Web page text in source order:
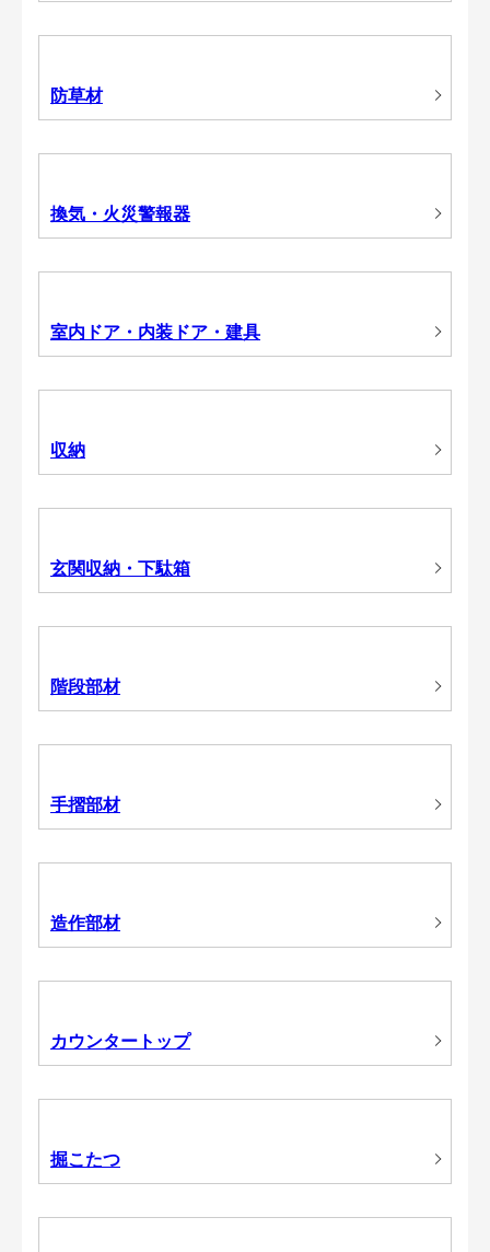
防草材
換気・火災警報器
室内ドア・内装ドア・建具
収納
玄関収納・下駄箱
階段部材
手摺部材
造作部材
カウンタートップ
掘こたつ